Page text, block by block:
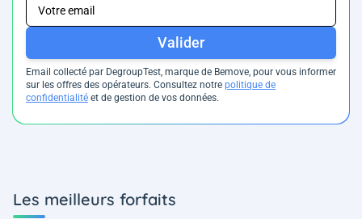
Valider
Email collecté par DegroupTest, marque de Bemove, pour vous informer
sur les offres des opérateurs. Consultez notre politique de
confidentialité et de gestion de vos données.
Les meilleurs forfaits